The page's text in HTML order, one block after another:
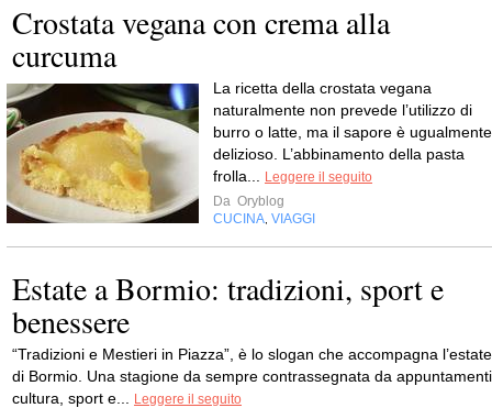
Crostata vegana con crema alla
curcuma
La ricetta della crostata vegana
naturalmente non prevede l’utilizzo di
burro o latte, ma il sapore è ugualmente
delizioso. L’abbinamento della pasta
frolla...
Leggere il seguito
Da Oryblog
CUCINA VIAGGI
Estate a Bormio: tradizioni, sport e
benessere
“Tradizioni e Mestieri in Piazza”, è lo slogan che accompagna l’estate
di Bormio. Una stagione da sempre contrassegnata da
cultura, sport e...
Leggere il seguito